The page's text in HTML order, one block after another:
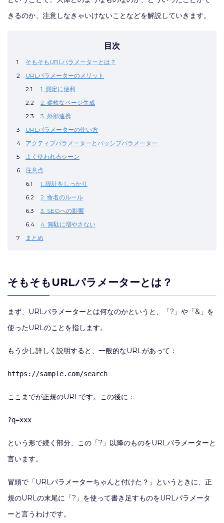
きるのか、注意しなきゃいけないことなどを解説していきます。
目次
1
そもそもURLパラメーターとは？
2
URLパラメーターのメリット
2.1
1. 測定に便利
2.2
2. 柔軟なページ生成
2.3
3. 外部連携
3
URLパラメーターの使い方
4
アクティブパラメーターとパッシブパラメーター
5
よく使われるシーン
6
注意点
6.1
1. 設計をしっかり
6.2
2. 命名のルール
6.3
3. SEOへの影響
6.4
4. 無駄に増やさない
7
まとめ
そもそもURLパラメーターとは？
まず、URLパラメーターとは何なのかというと、「?」や「&」を
使ったURLのことを指します。
もう少し詳しく説明すると、一般的なURLがあって：
ここまでが正規のURLです。この後に：
という形で続く部分、この「?」以降のものをURLパラメーターと
言います。
冒頭で「URLパラメーターちゃんと付けた？」というときに、正
規のURLの末尾に「?」を使って書き足すものをURLパラメータ
ーと言うわけです。